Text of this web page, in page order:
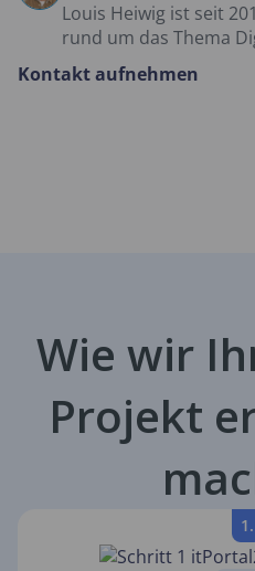
Louis Heiwig ist seit
rund um das Thema
Kontakt aufnehmen
Wie wir
Projekt
1.